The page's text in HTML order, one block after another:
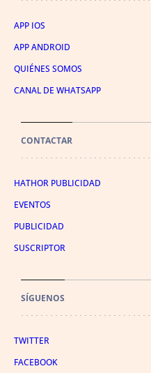
APP IOS
APP ANDROID
QUIÉNES SOMOS
CANAL DE WHATSAPP
CONTACTAR
HATHOR PUBLICIDAD
EVENTOS
PUBLICIDAD
SUSCRIPTOR
SÍGUENOS
TWITTER
FACEBOOK